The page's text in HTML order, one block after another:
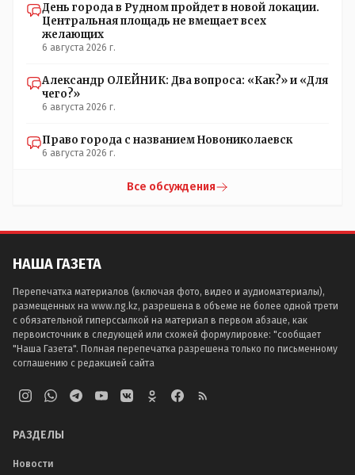
День города в Рудном пройдет в новой локации.
Центральная площадь не вмещает всех
желающих
6 августа 2026 г.
Александр ОЛЕЙНИК: Два вопроса: «Как?» и «Для
чего?»
6 августа 2026 г.
Право города с названием Новониколаевск
6 августа 2026 г.
Все обсуждения
НАША ГАЗЕТА
Перепечатка материалов (включая фото, видео и аудиоматериалы),
размещенных на www.ng.kz, разрешена в объеме не более одной трети
с обязательной гиперссылкой на материал в первом абзаце, как
первоисточник в следующей или схожей формулировке: "сообщает
"Наша Газета". Полная перепечатка разрешена только по письменному
соглашению с редакцией сайта
РАЗДЕЛЫ
Новости